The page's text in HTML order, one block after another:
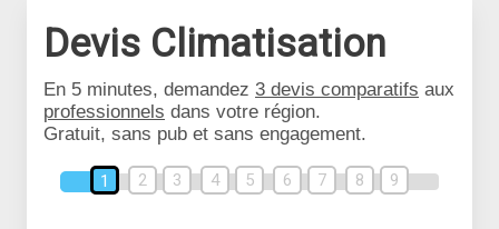
Devis Climatisation
En 5 minutes, demandez 3 devis comparatifs aux
professionnels dans votre région.
Gratuit, sans pub et sans engagement.
1 2 3 4 5 6 7 8 9